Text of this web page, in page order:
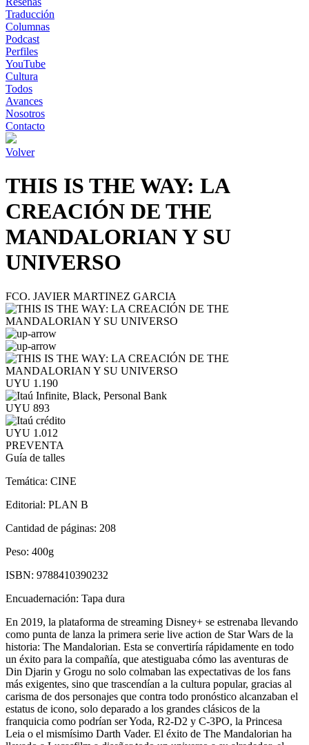
Traducción
Columnas
Podcast
Perfiles
YouTube
Cultura
Todos
Avances
Nosotros
Contacto
Volver
THIS IS THE WAY: LA
CREACIÓN DE THE
MANDALORIAN Y SU
UNIVERSO
FCO. JAVIER MARTINEZ GARCIA
UYU 1.190
UYU 893
UYU 1.012
PREVENTA
Guía de talles
Temática: CINE
Editorial: PLAN B
Cantidad de páginas: 208
Peso: 400g
ISBN: 9788410390232
Encuadernación: Tapa dura
En 2019, la plataforma de streaming Disney+ se estrenaba llevando
como punta de lanza la primera serie live action de Star Wars de la
historia: The Mandalorian. Esta se convertiría rápidamente en todo
un éxito para la compañía, que atestiguaba cómo las aventuras de
Din Djarin y Grogu no solo colmaban las expectativas de los fans
más exigentes, sino que trascendían a la cultura popular, gracias al
carisma de dos personajes que contra todo pronóstico alcanzaban el
estatus de icono, solo deparado a los grandes clásicos de la
franquicia como podrían ser Yoda, R2-D2 y C-3PO, la Princesa
Leia o el mismísimo Darth Vader. El éxito de The Mandalorian ha